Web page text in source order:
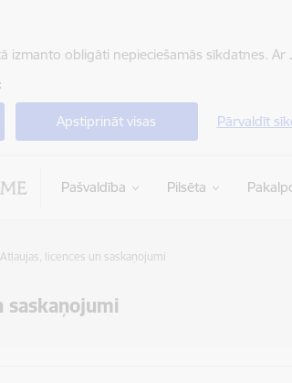
izmanto obligāti nepieciešamās sīkdatnes.
Apstiprināt visas Pārvaldīt
Pašvaldība Pilsēta
Atļaujas, licences un saskaņojumi
saskaņojumi